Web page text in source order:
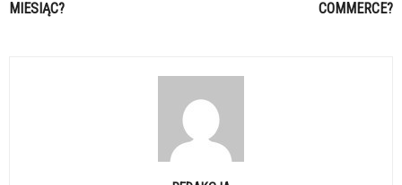
MIESIĄC?
COMMERCE?